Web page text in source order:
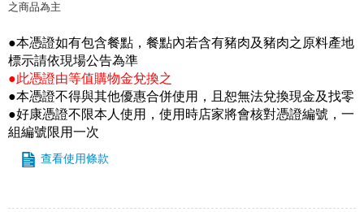
之商品為主
●本憑證如有包含餐點，餐點內若含有豬肉及豬肉之原料產地
標示請依現場公告為準
●此憑證由等值購物金兌換之
●本憑證不得與其他優惠合併使用，且恕無法兌換現金及找零
●好康憑證不限本人使用，使用時店家將會核對憑證編號，一
組編號限用一次
查看使用條款